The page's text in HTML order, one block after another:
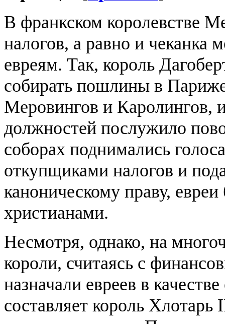
В франкском королевстве
налогов, а равно и чеканка
евреям. Так, король
собирать пошлины в
Меровингов и Каролингов,
должностей послужило
соборах поднимались
откупщиками налогов и
каноническому праву,
христианами.
Несмотря, однако, на
короли, считаясь с
назначали евреев в
составляет король